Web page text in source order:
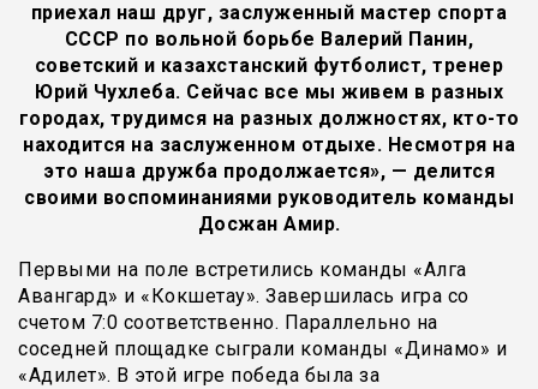
приехал наш друг, заслуженный мастер спорта
СССР по вольной борьбе Валерий Панин,
советский и казахстанский футболист, тренер
Юрий Чухлеба. Сейчас все мы живем в разных
городах, трудимся на разных должностях, кто-то
находится на заслуженном отдыхе. Несмотря на
это наша дружба продолжается», — делится
своими воспоминаниями руководитель команды
Досжан Амир.
Первыми на поле встретились команды «Алга
Авангард» и «Кокшетау». Завершилась игра со
счетом 7:0 соответственно. Параллельно на
соседней площадке сыграли команды «Динамо» и
«Адилет». В этой игре победа была за